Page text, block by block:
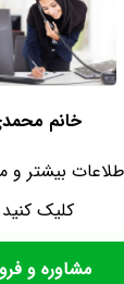
خانم
بیشتر و
کلیک
مشاوره و